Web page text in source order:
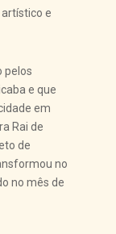
e
pelos
e que
em
Rai de
de
no
no mês de